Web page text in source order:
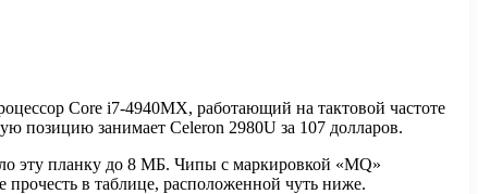
Core i7-4940MX, работающий на тактовой частоте
позицию занимает Celeron 2980U за 107 долларов.
эту планку до 8 МБ. Чипы с маркировкой «MQ»
в таблице, расположенной чуть ниже.